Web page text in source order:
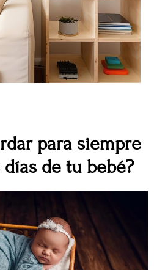
para siempre
de tu bebé?